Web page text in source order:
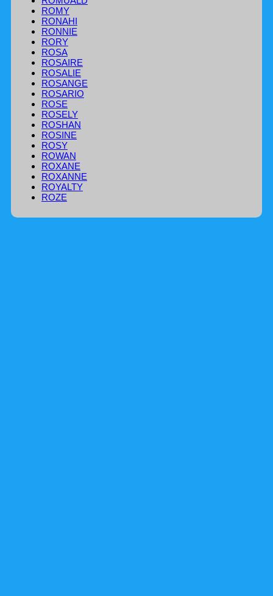
ROMY
RONAHI
RONNIE
RORY
ROSA
ROSAIRE
ROSALIE
ROSANGE
ROSARIO
ROSE
ROSELY
ROSHAN
ROSINE
ROSY
ROWAN
ROXANE
ROXANNE
ROYALTY
ROZE